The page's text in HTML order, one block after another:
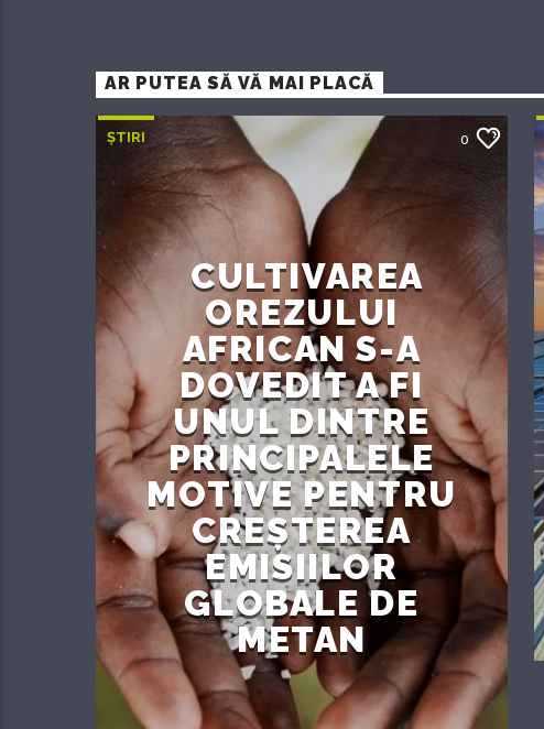
AR PUTEA SĂ VĂ MAI PLACĂ
ȘTIRI 0
CULTIVAREA
OREZULUI
AFRICAN S-A
DOVEDIT A FI
UNUL DINTRE
PRINCIPALELE
MOTIVE PENTRU
CREȘTEREA
EMISIILOR
GLOBALE DE
METAN